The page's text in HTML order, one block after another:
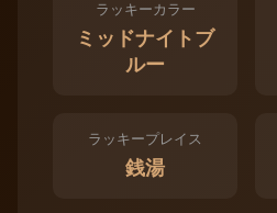
ラッキーカラー
ミッドナイトブ
ルー
ラッキープレイス
銭湯